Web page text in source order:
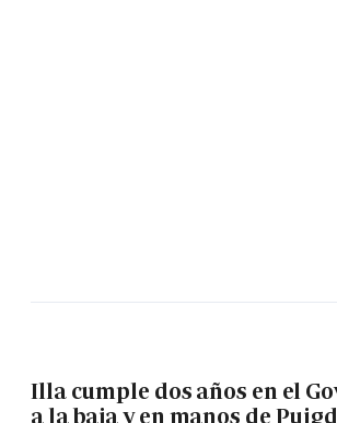
Illa cumple dos años en el
a la baja y en manos de